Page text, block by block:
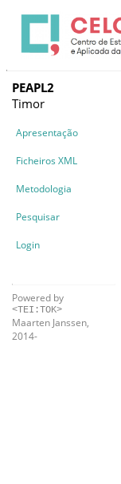
PEAPL2
Timor
Apresentação
Ficheiros XML
Metodologia
Pesquisar
Login
Powered by
<TEI:TOK>
Maarten Janssen,
2014-